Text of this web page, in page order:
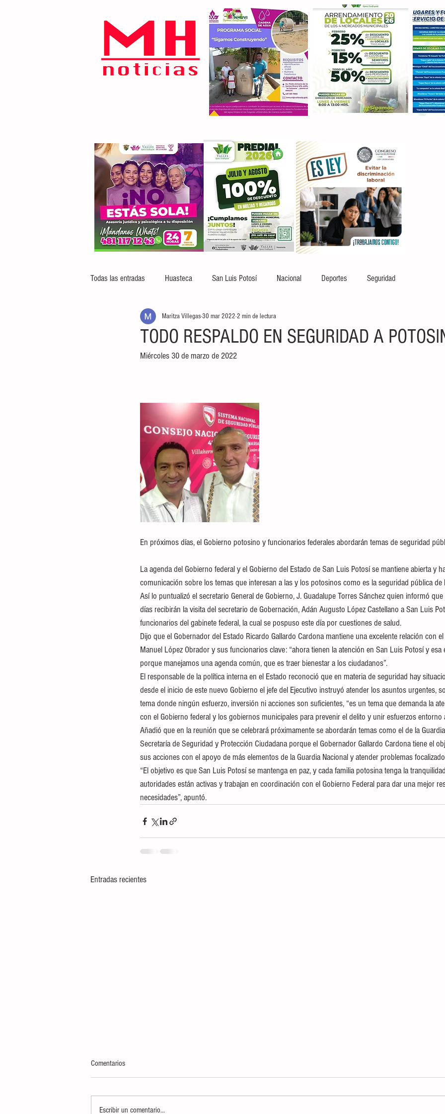
Todas las entradas Huasteca San Luis Potosí Nacional Deportes Seguridad
TODO RESPALDO EN SEGURIDAD A
Maritza Villegas30 mar 2022 2 min de lectura
Miércoles 30 de marzo de 2022
En próximos días, el Gobierno potosino y funcionarios federales abordarán temas de seguridad
La agenda del Gobierno federal y el Gobierno del Estado de San Luis Potosí se mantiene abierta y
comunicación sobre los temas que interesan a las y los potosinos como es la seguridad pública de
Así lo puntualizó el secretario General de Gobierno, J. Guadalupe Torres Sánchez quien informó
días recibirán la visita del secretario de Gobernación, Adán Augusto López Castellano a San Luis
funcionarios del gabinete federal, la cual se pospuso este día por cuestiones de salud.
Dijo que el Gobernador del Estado Ricardo Gallardo Cardona mantiene una excelente relación con
Manuel López Obrador y sus funcionarios clave: “ahora tienen la atención en San Luis Potosí y
porque manejamos una agenda común, que es traer bienestar a los ciudadanos”.
El responsable de la política interna en el Estado reconoció que en materia de seguridad hay
desde el inicio de este nuevo Gobierno el jefe del Ejecutivo instruyó atender los asuntos urgentes,
tema donde ningún esfuerzo, inversión ni acciones son suficientes, “es un tema que demanda la
con el Gobierno federal y los gobiernos municipales para prevenir el delito y unir esfuerzos entorno
Añadió que en la reunión que se celebrará próximamente se abordarán temas como el de la
Secretaría de Seguridad y Protección Ciudadana porque el Gobernador Gallardo Cardona tiene el
sus acciones con el apoyo de más elementos de la Guardia Nacional y atender problemas
“El objetivo es que San Luis Potosí se mantenga en paz, y cada familia potosina tenga la
autoridades están activas y trabajan en coordinación con el Gobierno Federal para dar una mejor
necesidades”, apuntó.
Entradas recientes
Comentarios
Escribir un comentario...